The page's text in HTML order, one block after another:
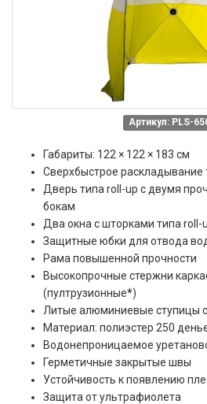
Артикул: PLS-
Габариты: 122 × 122 × 183 см
Сверхбыстрое раскладывание
Дверь типа roll-up с двумя
бокам
Два окна с шторками типа roll-
Защитные юбки для отвода
Рама повышенной прочности
Высокопрочные стержни
(пултрузионные*)
Литые алюминиевые ступицы
Материал: полиэстер 250
Водонепроницаемое
Герметичные закрытые швы
Устойчивость к появлению
Защита от ультрафиолета